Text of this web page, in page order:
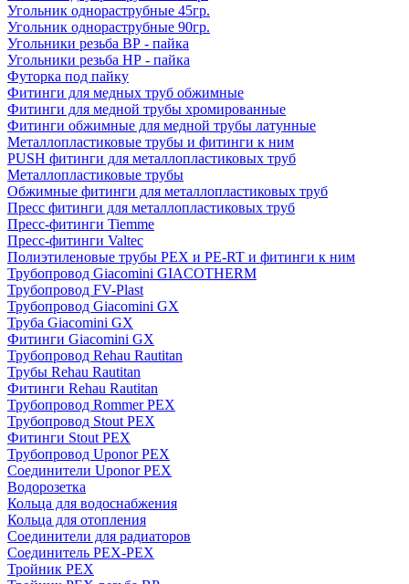
Угольник однораструбные 45гр.
Угольник однораструбные 90гр.
Угольники резьба ВР - пайка
Угольники резьба НР - пайка
Футорка под пайку
Фитинги для медных труб обжимные
Фитинги для медной трубы хромированные
Фитинги обжимные для медной трубы латунные
Металлопластиковые трубы и фитинги к ним
PUSH фитинги для металлопластиковых труб
Металлопластиковые трубы
Обжимные фитинги для металлопластиковых труб
Пресс фитинги для металлопластиковых труб
Пресс-фитинги Tiemme
Пресс-фитинги Valtec
Полиэтиленовые трубы PEX и PE-RT и фитинги к ним
Трубопровод Giacomini GIACOTHERM
Трубопровод FV-Plast
Трубопровод Giacomini GX
Труба Giacomini GX
Фитинги Giacomini GX
Трубопровод Rehau Rautitan
Трубы Rehau Rautitan
Фитинги Rehau Rautitan
Трубопровод Rommer PEX
Трубопровод Stout PEX
Фитинги Stout PEX
Трубопровод Uponor PEX
Соединители Uponor PEX
Водорозетка
Кольца для водоснабжения
Кольца для отопления
Соединители для радиаторов
Соединитель PEX-PEX
Тройник PEX